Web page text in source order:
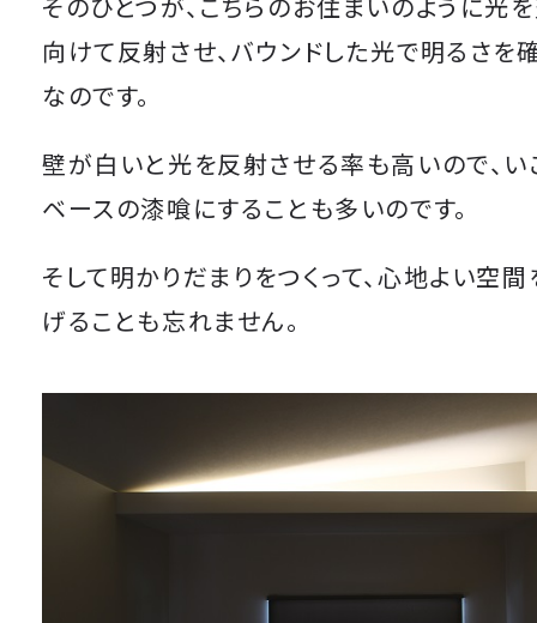
そのひとつが、こちらのお住まいのように光
向けて反射させ、バウンドした光で明るさを
なのです。
壁が白いと光を反射させる率も高いので、い
ベースの漆喰にすることも多いのです。
そして明かりだまりをつくって、心地よい空
げることも忘れません。